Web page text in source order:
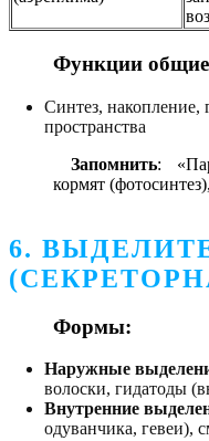
Функции
Синтез, накопление,
пространства
Запомнить:
кормят
6.
Формы:
Наружные
волоски, гидатоды
Внутренние
одуванчика, гевеи),